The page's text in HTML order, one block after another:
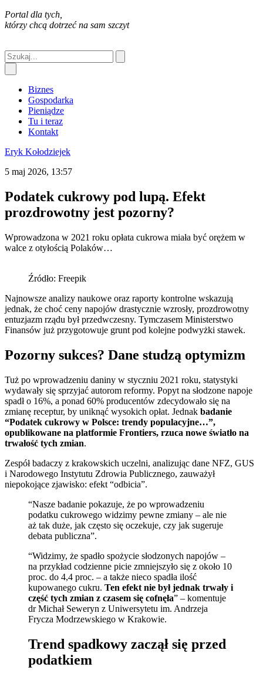
Portal dla tych,
którzy chcą dotrzeć na sam szczyt
Biznes
Gospodarka
Pieniądze
Tu i teraz
Kontakt
Eryk Kołodziejek
5 maj 2026, 13:57
Podatek cukrowy pod lupą. Efekt
prozdrowotny jest pozorny?
Wprowadzona w 2021 roku opłata cukrowa miała być orężem w
walce z otyłością Polaków…
Źródło: Freepik
Najnowsze analizy naukowe oraz raporty kontrolne wskazują
jednak, że choć ceny napojów drastycznie wzrosły, prozdrowotny
entuzjazm rządu był przedwczesny. Tymczasem Ministerstwo
Finansów już przygotowuje grunt pod kolejne podwyżki stawek.
Pozorny sukces? Dane studzą optymizm
Tuż po wprowadzeniu daniny w styczniu 2021 roku, statystyki
wydawały się sprzyjać autorom reformy. Popyt na słodzone napoje
spadł o 16%, a ponad 60% producentów zdecydowało się na
zmianę receptur, by uniknąć wysokich opłat. Jednak badanie
“Podatek cukrowy w Polsce: trendy populacyjne…”,
opublikowane na platformie Frontiers, rzuca nowe światło na
trwałość tych zmian.
Zespół badaczy z krakowskich uczelni, analizując dane NFZ, GUS
i Narodowego Instytutu Zdrowia Publicznego, zauważył
niepokojące zjawisko: efekt “odbicia”.
“Nasze badanie pokazuje, że po wprowadzeniu
podatku cukrowego widzimy pewne zmiany – ale nie
aż tak duże, jak często się oczekuje, czy jak sugeruje
debata publiczna”.
“Widzimy, że spadło spożycie słodzonych napojów –
na przykład codzienne picie zmniejszyło się z około 10
proc. do 4,4 proc. – a także nieco spadła ilość
kupowanego cukru. Ten efekt nie był jednak trwały i
część tych zmian z czasem się cofnęła” – komentuje
dr Michał Seweryn z Uniwersytetu im. Andrzeja
Frycza Modrzewskiego w Krakowie.
Trend spadkowy zaczął się przed
podatkiem